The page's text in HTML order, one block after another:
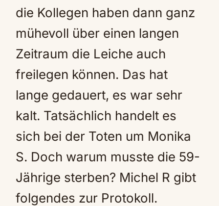
die Kollegen haben dann ganz
mühevoll über einen langen
Zeitraum die Leiche auch
freilegen können. Das hat
lange gedauert, es war sehr
kalt. Tatsächlich handelt es
sich bei der Toten um Monika
S. Doch warum musste die 59-
Jährige sterben? Michel R gibt
folgendes zur Protokoll.